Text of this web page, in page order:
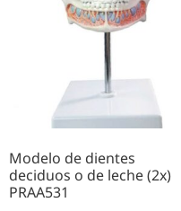
Modelo de dientes
deciduos o de leche (2x)
PRAA531